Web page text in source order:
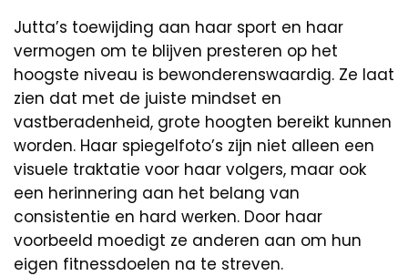
Jutta’s toewijding aan haar sport en haar
vermogen om te blijven presteren op het
hoogste niveau is bewonderenswaardig. Ze laat
zien dat met de juiste mindset en
vastberadenheid, grote hoogten bereikt kunnen
worden. Haar spiegelfoto’s zijn niet alleen een
visuele traktatie voor haar volgers, maar ook
een herinnering aan het belang van
consistentie en hard werken. Door haar
voorbeeld moedigt ze anderen aan om hun
eigen fitnessdoelen na te streven.